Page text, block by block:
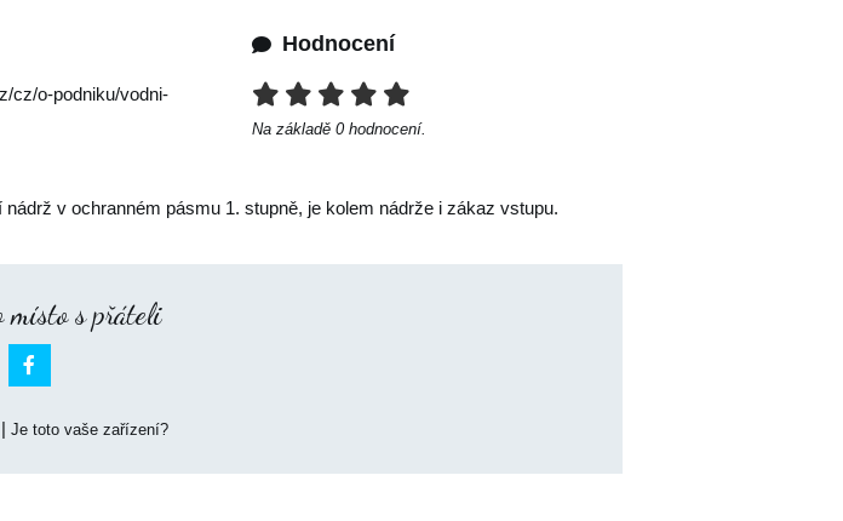
cz/o-podniku/vodni-
Hodnocení
Na základě 0 hodnocení.
v ochranném pásmu 1. stupně, je kolem nádrže i zákaz vstupu.
místo s přáteli

Je toto vaše zařízení?